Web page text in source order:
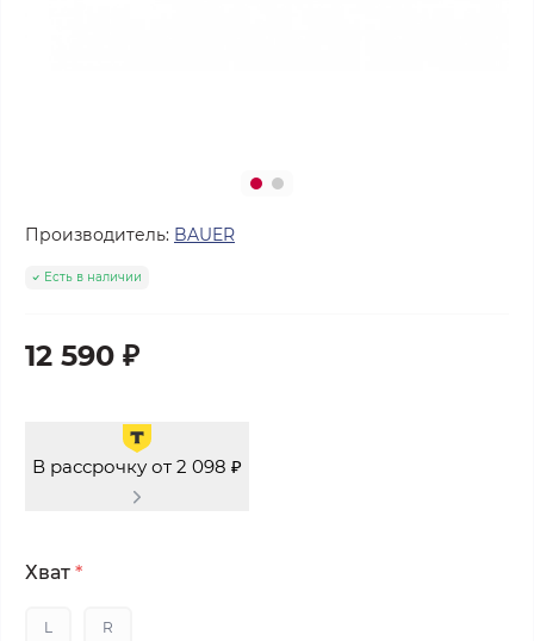
Производитель: BAUER
Есть в наличии
12 590 ₽
В рассрочку от 2 098 ₽
Хват *
L R